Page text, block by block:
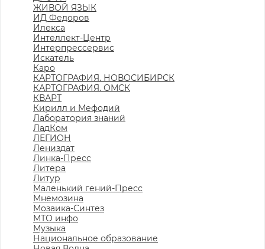
ЖИВОЙ ЯЗЫК
ИД Федоров
Илекса
Интеллект-Центр
Интерпрессервис
Искатель
Каро
КАРТОГРАФИЯ. НОВОСИБИРСК
КАРТОГРАФИЯ. ОМСК
КВАРТ
Кирилл и Мефодий
Лаборатория знаний
ЛадКом
ЛЕГИОН
Лениздат
Линка-Пресс
Литера
Литур
Маленький гений-Пресс
Мнемозина
Мозаика-Синтез
МТО инфо
Музыка
Национальное образование